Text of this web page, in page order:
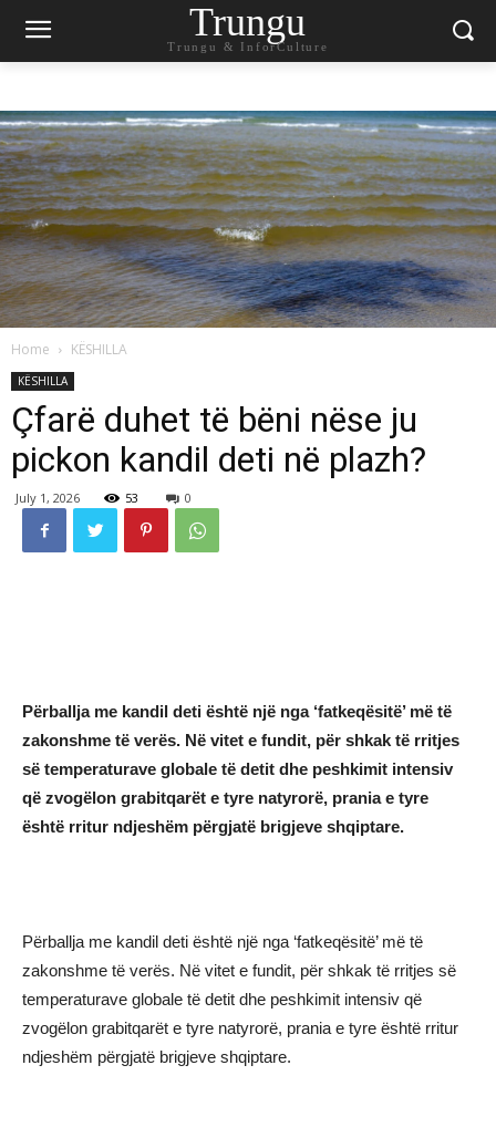
Trungu
Trungu & InforCulture
Home KËSHILLA
KËSHILLA
Çfarë duhet të bëni nëse ju
pickon kandil deti në plazh?
July 1, 2026 53 0
Përballja me kandil deti është një nga ‘fatkeqësitë’ më të
zakonshme të verës. Në vitet e fundit, për shkak të rritjes
së temperaturave globale të detit dhe peshkimit intensiv
që zvogëlon grabitqarët e tyre natyrorë, prania e tyre
është rritur ndjeshëm përgjatë brigjeve shqiptare.
Përballja me kandil deti është një nga ‘fatkeqësitë’ më të
zakonshme të verës. Në vitet e fundit, për shkak të rritjes së
temperaturave globale të detit dhe peshkimit intensiv që
zvogëlon grabitqarët e tyre natyrorë, prania e tyre është rritur
ndjeshëm përgjatë brigjeve shqiptare.